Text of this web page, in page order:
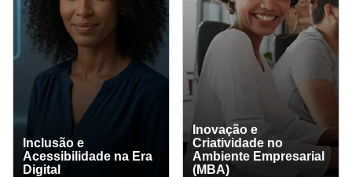
Inclusão e
Acessibilidade na Era
Digital
Inovação e
Criatividade no
Ambiente Empresarial
(MBA)